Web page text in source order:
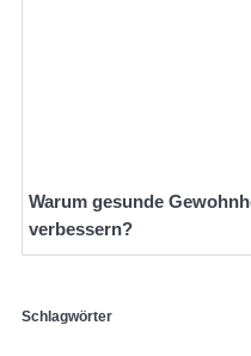
Warum gesunde
verbessern?
Schlagwörter